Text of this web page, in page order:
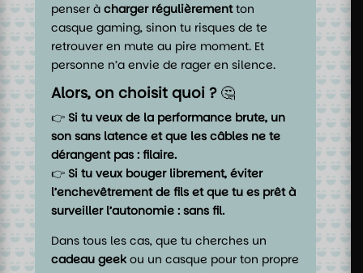
penser àcharger régulièrementton
casque gaming, sinon tu risques de te
retrouver en mute au pire moment. Et
personne n’a envie de rager en silence.
Alors, on choisit quoi ?🤔
👉 Si tu veux de la performance brute, un
son sans latence et que les câbles ne te
dérangent pas : filaire.
👉 Si tu veux bouger librement, éviter
l’enchevêtrement de fils et que tu es prêt à
surveiller l’autonomie : sans fil.
Dans tous les cas, que tu cherches un
cadeau geek ou un casque pour ton propre